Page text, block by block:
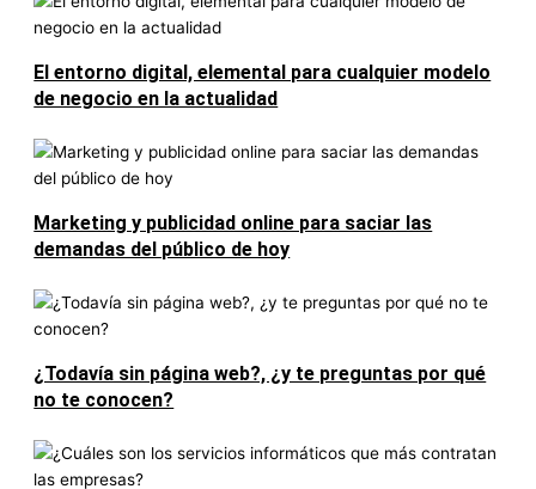
El entorno digital, elemental para cualquier modelo
de negocio en la actualidad
Marketing y publicidad online para saciar las
demandas del público de hoy
¿Todavía sin página web?, ¿y te preguntas por qué
no te conocen?